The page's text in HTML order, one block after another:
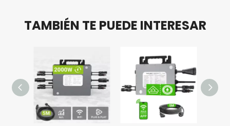
TAMBIÉN TE PUEDE INTERESAR